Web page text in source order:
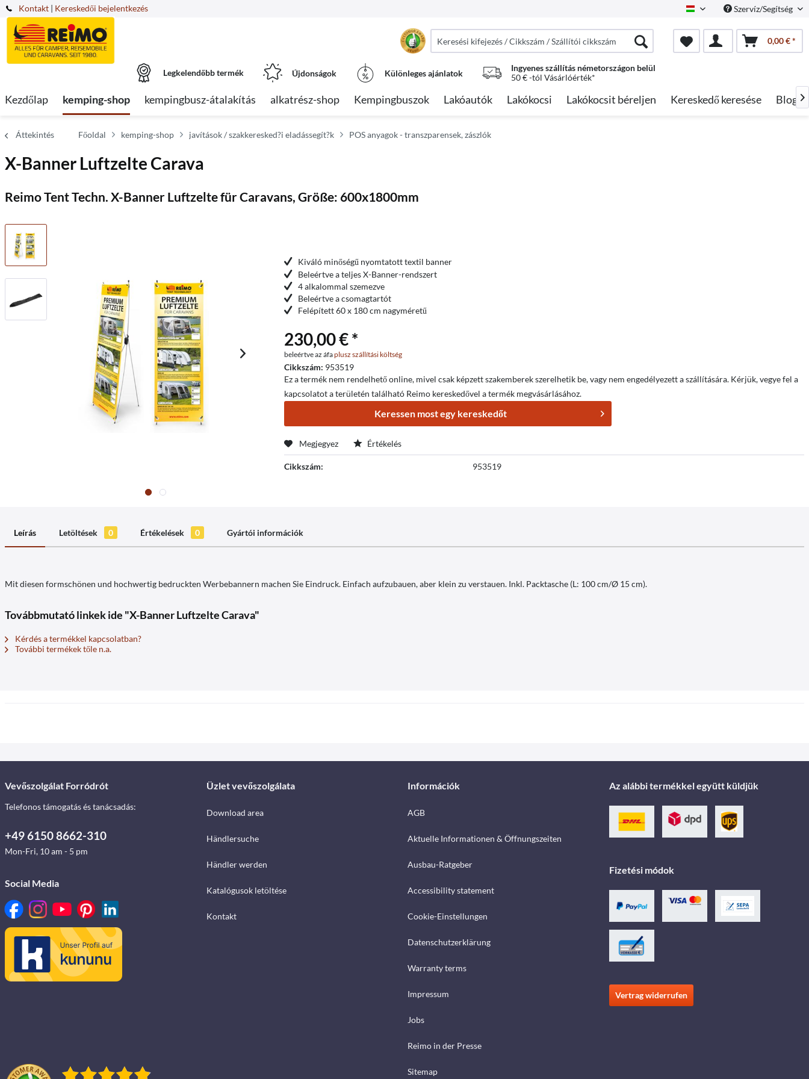
Kontakt HungarianSzervíz/Segítség
| Kereskedői bejelentkezés
0,00 € *
Legkelendőbb termék Újdonságok Különleges ajánlatok
Ingyenes szállítás németországon belül
50 € -tól Vásárlóérték*
Kezdőlap kemping-shop kempingbusz-átalakítás alkatrész-shop Kempingbuszok Lakóautók Lakókocsi Lakókocsit béreljen Kereskedő keresése Blog 
Áttekintés Főoldal kemping-shop javítások / szakkeresked?i eladássegít?k POS anyagok - transzparensek, zászlók
X-Banner Luftzelte Carava
Reimo Tent Techn. X-Banner Luftzelte für Caravans, Größe: 600x1800mm
Kiváló minőségű nyomtatott textil banner
Beleértve a teljes X-Banner-rendszert
4 alkalommal szemezve
Beleértve a csomagtartót
Felépített 60 x 180 cm nagyméretű
230,00 € *
beleértve az áfaplusz szállítási költség
Cikkszám: 953519
Ez a termék nem rendelhető online, mivel csak képzett szakemberek szerelhetik be, vagy nem engedélyezett a szállítására. Kérjük, vegye fel a
kapcsolatot a területén található Reimo kereskedővel a termék megvásárlásához.
Keressen most egy kereskedőt
Megjegyez Értékelés
Cikkszám: 953519
Leírás Letöltések 0 Értékelések 0 Gyártói információk
Mit diesen formschönen und hochwertig bedruckten Werbebannern machen Sie Eindruck. Einfach aufzubauen, aber klein zu verstauen. Inkl. Packtasche (L: 100 cm/Ø 15 cm).
Továbbmutató linkek ide "X-Banner Luftzelte Carava"
Kérdés a termékkel kapcsolatban?
További termékek tőle n.a.
Vevőszolgálat Forródrót
Telefonos támogatás és tanácsadás:
+49 6150 8662-310
Mon-Fri, 10 am - 5 pm
Social Media
Üzlet vevőszolgálata
Download area
Händlersuche
Händler werden
Katalógusok letöltése
Kontakt
Információk
AGB
Aktuelle Informationen & Öffnungszeiten
Ausbau-Ratgeber
Accessibility statement
Cookie-Einstellungen
Datenschutzerklärung
Warranty terms
Impressum
Jobs
Reimo in der Presse
Sitemap
Az alábbi termékkel együtt küldjük
Fizetési módok
Vertrag widerrufen